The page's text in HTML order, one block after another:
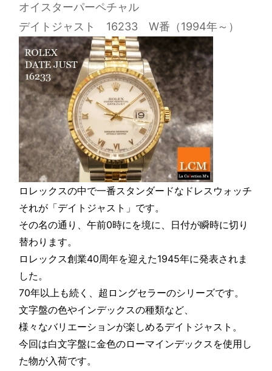
オイスターパーペチャル
デイトジャスト 16233 W番（1994年～）
ロレックスの中で一番スタンダードなドレスウォッチ
それが「デイトジャスト」です。
その名の通り、午前0時にを境に、日付が瞬時に切り
替わります。
ロレックス創業40周年を迎えた1945年に発表されま
した。
70年以上も続く、超ロングセラーのシリーズです。
文字盤の色やインデックスの種類など、
様々なバリエーションが楽しめるデイトジャスト。
今回は白文字盤に金色のローマインデックスを使用し
た物が入荷です。